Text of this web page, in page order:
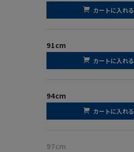
カートに入れる
91cm
カートに入れる
94cm
カートに入れる
97cm